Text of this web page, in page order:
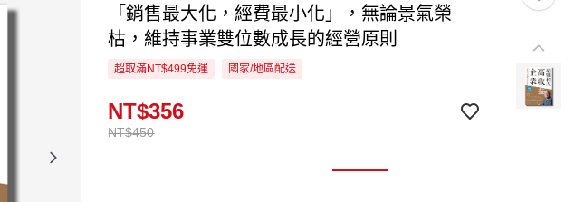
「銷售最大化，經費最小化」，無論景氣榮
枯，維持事業雙位數成長的經營原則
超取滿NT$499免運 國家/地區配送
NT$450
NT$356